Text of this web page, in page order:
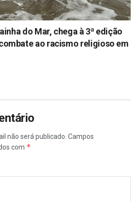
do Mar, chega à 3ª edição
ao racismo religioso em
não será publicado. Campos
com *